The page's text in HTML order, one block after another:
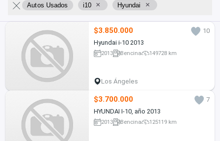
Autos Usados i10 × Hyundai ×
$3.850.000
10
Hyundai i-10 2013
2013 Bencina 149728 km
Los Ángeles
$3.700.000
7
HYUNDAI I-10, año 2013
2013 Bencina 125119 km